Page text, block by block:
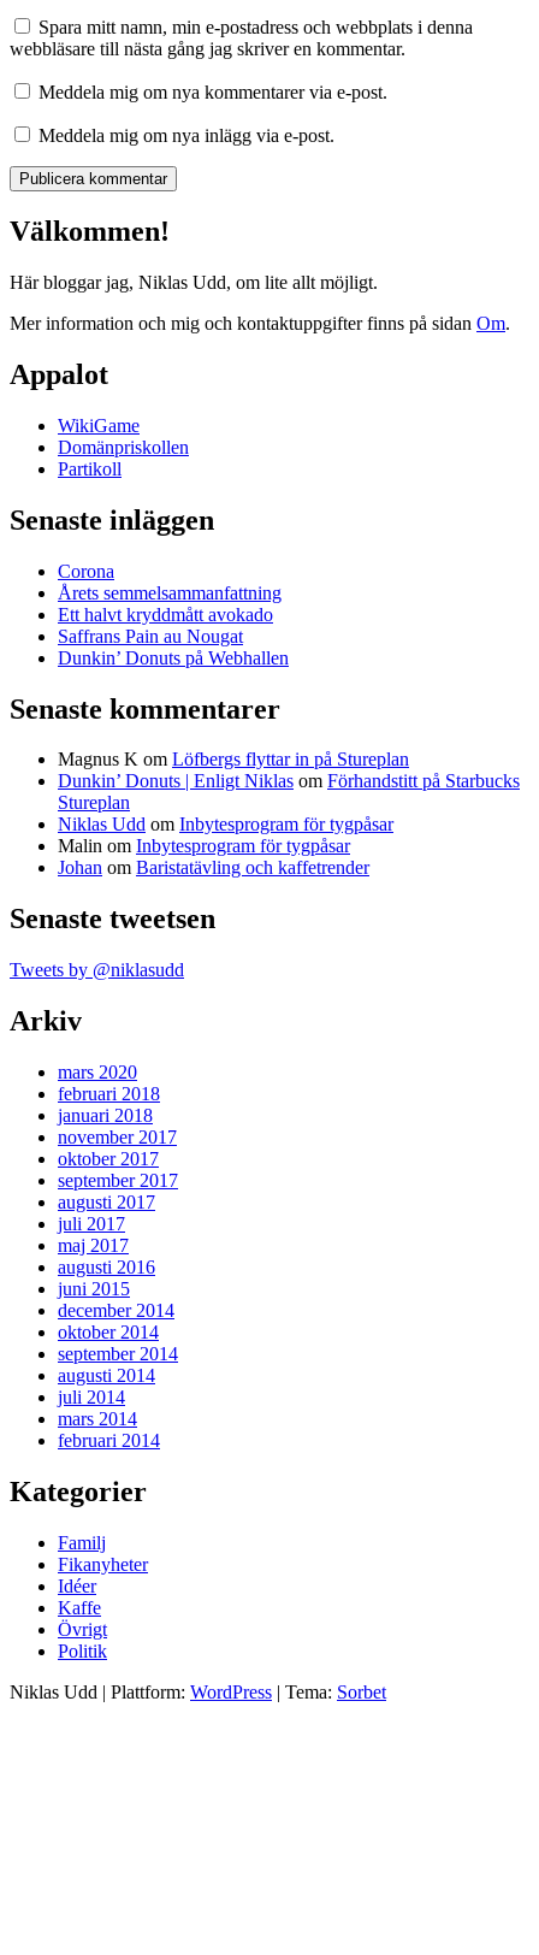
Spara mitt namn, min e-postadress och webbplats i denna
webbläsare till nästa gång jag skriver en kommentar.
Meddela mig om nya kommentarer via e-post.
Meddela mig om nya inlägg via e-post.
Välkommen!
Här bloggar jag, Niklas Udd, om lite allt möjligt.
Mer information och mig och kontaktuppgifter finns på sidan Om.
Appalot
WikiGame
Domänpriskollen
Partikoll
Senaste inläggen
Corona
Årets semmelsammanfattning
Ett halvt kryddmått avokado
Saffrans Pain au Nougat
Dunkin’ Donuts på Webhallen
Senaste kommentarer
Magnus K om Löfbergs flyttar in på Stureplan
Dunkin’ Donuts | Enligt Niklas om Förhandstitt på Starbucks
Stureplan
Niklas Udd om Inbytesprogram för tygpåsar
Malin om Inbytesprogram för tygpåsar
Johan om Baristatävling och kaffetrender
Senaste tweetsen
Tweets by @niklasudd
Arkiv
mars 2020
februari 2018
januari 2018
november 2017
oktober 2017
september 2017
augusti 2017
juli 2017
maj 2017
augusti 2016
juni 2015
december 2014
oktober 2014
september 2014
augusti 2014
juli 2014
mars 2014
februari 2014
Kategorier
Familj
Fikanyheter
Idéer
Kaffe
Övrigt
Politik
Niklas Udd | Plattform: WordPress | Tema: Sorbet